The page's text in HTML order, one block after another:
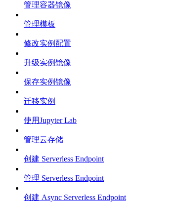
管理容器镜像
管理模板
修改实例配置
升级实例镜像
保存实例镜像
迁移实例
使用Jupyter Lab
管理云存储
创建 Serverless Endpoint
管理 Serverless Endpoint
创建 Async Serverless Endpoint